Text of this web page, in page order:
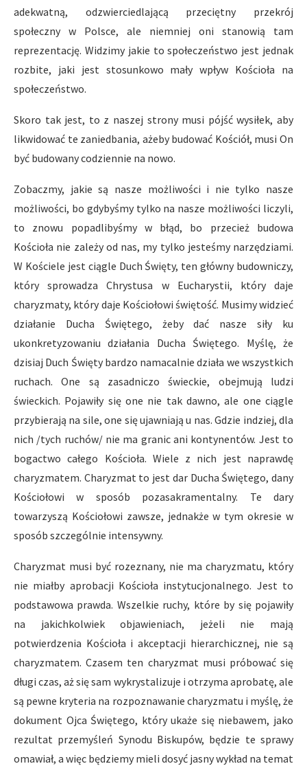
adekwatną, odzwierciedlającą przeciętny przekrój
społeczny w Polsce, ale niemniej oni stanowią tam
reprezentację. Widzimy jakie to społeczeństwo jest jednak
rozbite, jaki jest stosunkowo mały wpływ Kościoła na
społeczeństwo.
Skoro tak jest, to z naszej strony musi pójść wysiłek, aby
likwidować te zaniedbania, ażeby budować Kościół, musi On
być budowany codziennie na nowo.
Zobaczmy, jakie są nasze możliwości i nie tylko nasze
możliwości, bo gdybyśmy tylko na nasze możliwości liczyli,
to znowu popadlibyśmy w błąd, bo przecież budowa
Kościoła nie zależy od nas, my tylko jesteśmy narzędziami.
W Kościele jest ciągle Duch Święty, ten główny budowniczy,
który sprowadza Chrystusa w Eucharystii, który daje
charyzmaty, który daje Kościołowi świętość. Musimy widzieć
działanie Ducha Świętego, żeby dać nasze siły ku
ukonkretyzowaniu działania Ducha Świętego. Myślę, że
dzisiaj Duch Święty bardzo namacalnie działa we wszystkich
ruchach. One są zasadniczo świeckie, obejmują ludzi
świeckich. Pojawiły się one nie tak dawno, ale one ciągle
przybierają na sile, one się ujawniają u nas. Gdzie indziej, dla
nich /tych ruchów/ nie ma granic ani kontynentów. Jest to
bogactwo całego Kościoła. Wiele z nich jest naprawdę
charyzmatem. Charyzmat to jest dar Ducha Świętego, dany
Kościołowi w sposób pozasakramentalny. Te dary
towarzyszą Kościołowi zawsze, jednakże w tym okresie w
sposób szczególnie intensywny.
Charyzmat musi być rozeznany, nie ma charyzmatu, który
nie miałby aprobacji Kościoła instytucjonalnego. Jest to
podstawowa prawda. Wszelkie ruchy, które by się pojawiły
na jakichkolwiek objawieniach, jeżeli nie mają
potwierdzenia Kościoła i akceptacji hierarchicznej, nie są
charyzmatem. Czasem ten charyzmat musi próbować się
długi czas, aż się sam wykrystalizuje i otrzyma aprobatę, ale
są pewne kryteria na rozpoznawanie charyzmatu i myślę, że
dokument Ojca Świętego, który ukaże się niebawem, jako
rezultat przemyśleń Synodu Biskupów, będzie te sprawy
omawiał, a więc będziemy mieli dosyć jasny wykład na temat